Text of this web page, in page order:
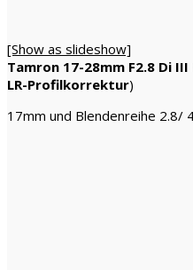
[Show as slideshow]
Tamron 17-28mm F2.8 Di III
LR-Profilkorrektur)
17mm und Blendenreihe 2.8/